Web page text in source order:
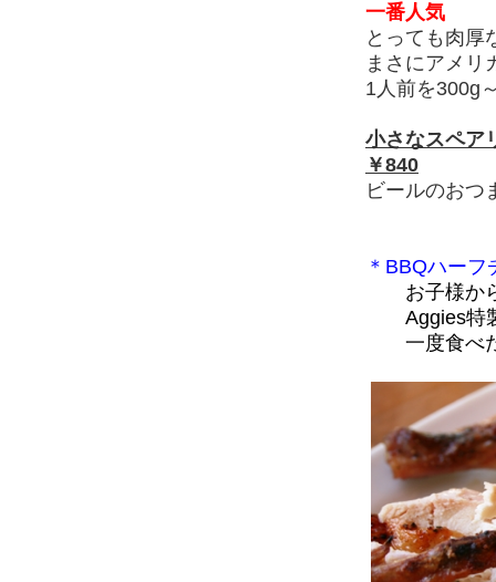
一番人気
とっても肉厚
まさにアメリ
1人前を300g
小さなスペア
￥840
ビールのおつ
＊BBQハー
お子様か
Aggies特製
一度食べた